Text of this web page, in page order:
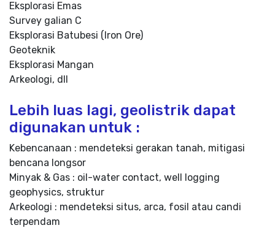
Eksplorasi Emas
Survey galian C
Eksplorasi Batubesi (Iron Ore)
Geoteknik
Eksplorasi Mangan
Arkeologi, dll
Lebih luas lagi, geolistrik dapat
digunakan untuk :
Kebencanaan : mendeteksi gerakan tanah, mitigasi
bencana longsor
Minyak & Gas : oil-water contact, well logging
geophysics, struktur
Arkeologi : mendeteksi situs, arca, fosil atau candi
terpendam